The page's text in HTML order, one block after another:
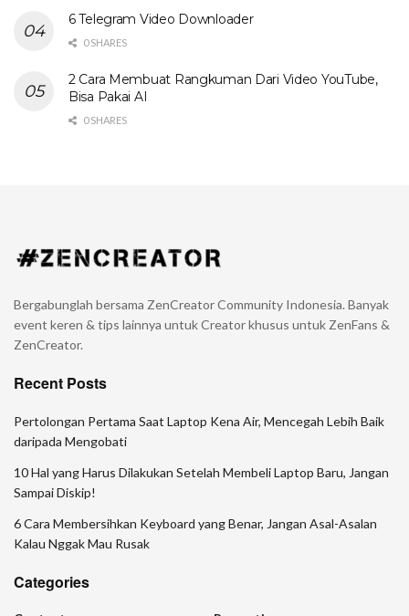
6 Telegram Video Downloader
0 SHARES
2 Cara Membuat Rangkuman Dari Video YouTube,
Bisa Pakai AI
0 SHARES
Bergabunglah bersama ZenCreator Community Indonesia. Banyak
event keren & tips lainnya untuk Creator khusus untuk ZenFans &
ZenCreator.
Recent Posts
Pertolongan Pertama Saat Laptop Kena Air, Mencegah Lebih Baik
daripada Mengobati
10 Hal yang Harus Dilakukan Setelah Membeli Laptop Baru, Jangan
Sampai Diskip!
6 Cara Membersihkan Keyboard yang Benar, Jangan Asal-Asalan
Kalau Nggak Mau Rusak
Categories